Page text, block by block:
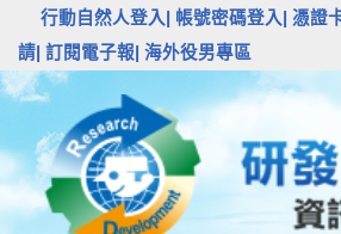
行動自然人登入| 帳號密碼登入| 憑證
請| 訂閱電子報| 海外役男專區